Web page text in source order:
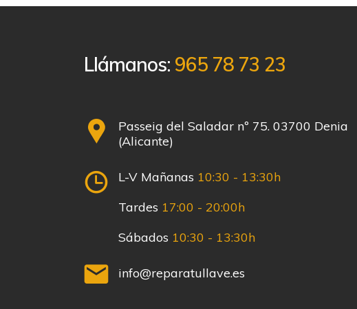
Llámanos: 965 78 73 23
Passeig del Saladar nº 75. 03700 Denia
(Alicante)
L-V Mañanas 10:30 - 13:30h
Tardes 17:00 - 20:00h
Sábados 10:30 - 13:30h
info@reparatullave.es